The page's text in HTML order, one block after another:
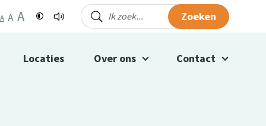
A A A Zoeken
Locaties Over ons Contact